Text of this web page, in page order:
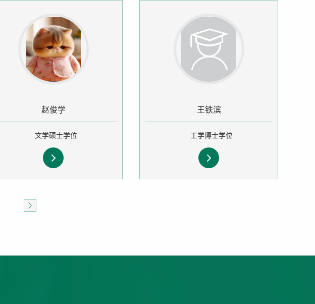
赵俊学
文学硕士学位
王铁滨
工学博士学位